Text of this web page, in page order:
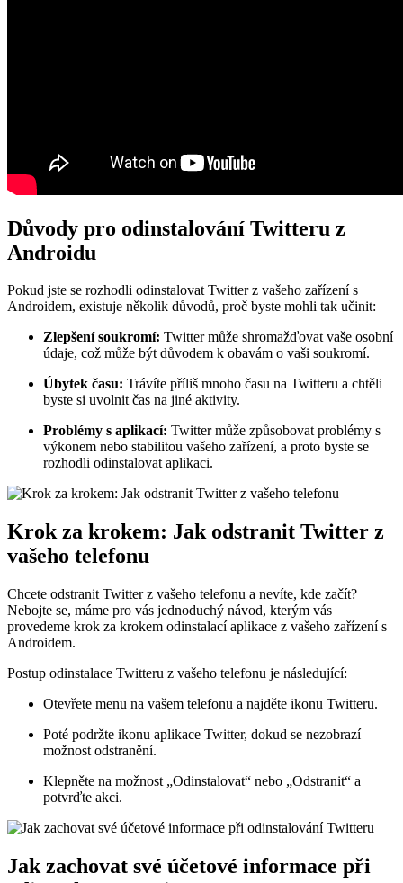
Důvody pro odinstalování Twitteru z
Androidu
Pokud jste se rozhodli odinstalovat Twitter z vašeho zařízení s
Androidem, existuje několik důvodů, proč byste mohli tak učinit:
Zlepšení soukromí: Twitter může shromažďovat vaše osobní
údaje, což může být důvodem k obavám o vaši soukromí.
Úbytek času: Trávíte příliš mnoho času na Twitteru a chtěli
byste si uvolnit čas na jiné aktivity.
Problémy s aplikací: Twitter může způsobovat problémy s
výkonem nebo stabilitou vašeho zařízení, a proto byste se
rozhodli odinstalovat aplikaci.
Krok za krokem: Jak odstranit Twitter z
vašeho telefonu
Chcete odstranit Twitter z vašeho telefonu a nevíte, kde začít?
Nebojte se, máme pro vás jednoduchý návod, kterým vás
provedeme krok za krokem odinstalací aplikace z vašeho zařízení s
Androidem.
Postup odinstalace Twitteru z vašeho telefonu je následující:
Otevřete menu na vašem telefonu a najděte ikonu Twitteru.
Poté podržte ikonu aplikace Twitter, dokud se nezobrazí
možnost odstranění.
Klepněte na možnost „Odinstalovat“ nebo „Odstranit“ a
potvrďte akci.
Jak zachovat své účetové informace při